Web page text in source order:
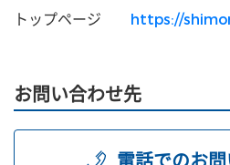
トップページ
https://
お問い合わせ先